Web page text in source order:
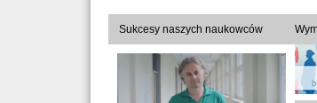
Sukcesy naszych naukowców